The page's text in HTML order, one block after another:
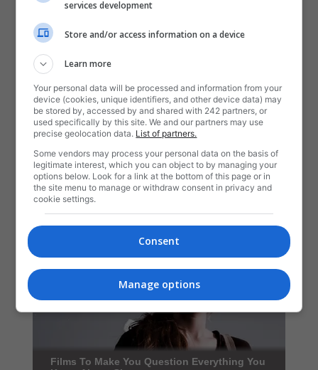
services development
Store and/or access information on a device
Learn more
Your personal data will be processed and information from your
device (cookies, unique identifiers, and other device data) may
be stored by, accessed by and shared with 242 partners, or
used specifically by this site. We and our partners may use
precise geolocation data. List of partners.
Some vendors may process your personal data on the basis of
legitimate interest, which you can object to by managing your
options below. Look for a link at the bottom of this page or in
the site menu to manage or withdraw consent in privacy and
cookie settings.
Consent
Manage options